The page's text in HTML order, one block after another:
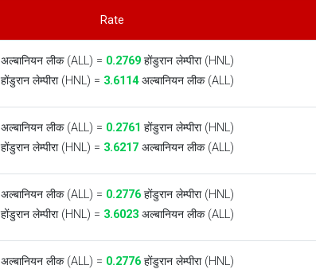
Rate
अल्बानियन लीक (ALL) = 0.2769होंडुरान लेम्पीरा (HNL)
होंडुरान लेम्पीरा (HNL) = 3.6114अल्बानियन लीक (ALL)
अल्बानियन लीक (ALL) = 0.2761 होंडुरान लेम्पीरा (HNL)
होंडुरान लेम्पीरा (HNL) = 3.6217अल्बानियन लीक (ALL)
अल्बानियन लीक (ALL) = 0.2776होंडुरान लेम्पीरा (HNL)
होंडुरान लेम्पीरा (HNL) = 3.6023अल्बानियन लीक (ALL)
अल्बानियन लीक (ALL) = 0.2776होंडुरान लेम्पीरा (HNL)